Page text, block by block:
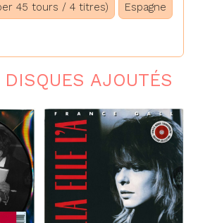
45 tours / 4 titres) Espagne
AJOUTÉS